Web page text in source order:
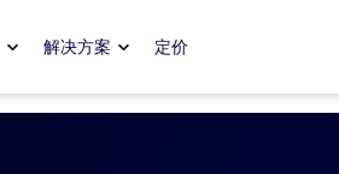
解决方案 定价